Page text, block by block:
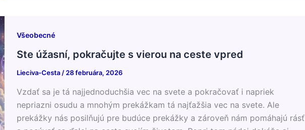
Všeobecné
Ste úžasní, pokračujte s vierou na ceste vpred
Lieciva-Cesta / 28 februára, 2026
Vzdať sa je tá najjednoduchšia vec na svete a pokračovať i napriek
nepriazni osudu a mnohým prekážkam tá najťažšia vec na svete. Ale
prekážky nás posilňujú pre budúce prekážky a zároveň nám pomáhajú rásť